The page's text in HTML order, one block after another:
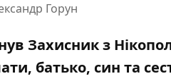
Горун
Захисник з
батько, син та